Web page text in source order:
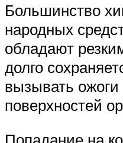
Большинство
народных
обладают
долго
вызывать
поверхностей
Попадание на